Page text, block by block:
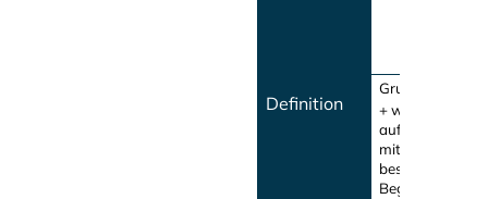
Definition
Grunddelikt
+ weiterer,
aufbauender
mit zumeist
besonderen